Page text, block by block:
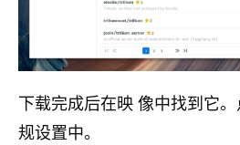
下载完成后在映 像中找到它
规设置中。